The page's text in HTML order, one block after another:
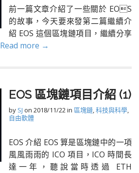
前一篇文章介紹了一些關於 EOS
的故事，今天要來發第二篇繼續介
紹 EOS 這個區塊鏈項目，繼續分享
Read more →
EOS 區塊鏈項目介紹 (1)
by SJ on 2018/11/22in 區塊鏈,科技與科學,
自由軟體
EOS 介紹 EOS 算是區塊鏈中的一項
風風雨雨的 ICO 項目，ICO 時間長
達一年，聽說當時透過 ETH